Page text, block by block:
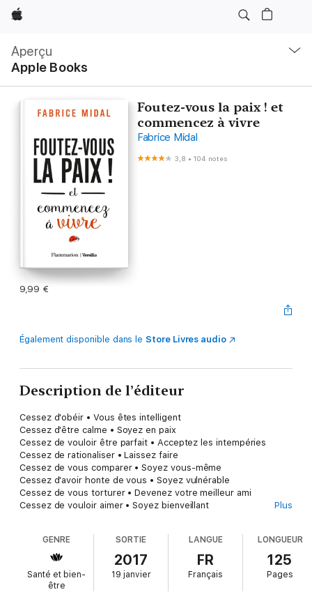
Apple
Aperçu
Apple Books
locale
Ouvrir
menu
Foutez-vous la paix ! et
commencez à vivre
Fabrice Midal
3,8 •104 notes
9,99 €
Également disponible dans leStore Livres audio
Description de l’éditeur
Cessez d'obéir • Vous êtes intelligent
Cessez d'être calme • Soyez en paix
Cessez de vouloir être parfait • Acceptez les intempéries
Cessez de rationaliser • Laissez faire
Cessez de vous comparer • Soyez vous-même
Cessez d'avoir honte de vous • Soyez vulnérable
Cessez de vous torturer • Devenez votre meilleur ami
Cessez de vouloir aimer • Soyez bienveillant
Psychologies Magazine
Philosophe et écrivain, Fabrice Midal est l'un des principaux
enseignants de la méditation en France. Il a publié de nombreux
Plus
GENRE
Santé et bien-
être
SORTIE
2017
19 janvier
LANGUE
FR
Français
LONGUEUR
125
Pages